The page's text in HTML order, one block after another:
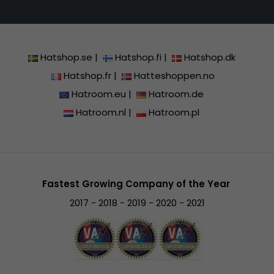
Hatshop.se | Hatshop.fi |
Hatshop.dk
Hatshop.fr|
Hatteshoppen.no
Hatroom.eu |
Hatroom.de
Hatroom.nl | Hatroom.pl
Fastest Growing Company of the Year
2017 - 2018 - 2019 - 2020 - 2021